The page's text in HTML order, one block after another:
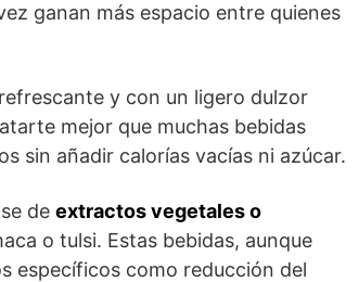
ganan más espacio entre quienes
y con un ligero dulzor
mejor que muchas bebidas
sin añadir calorías vacías ni azúcar.
de extractos vegetales o
o tulsi. Estas bebidas, aunque
específicos como reducción del